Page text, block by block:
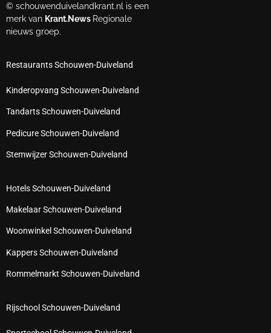
© schouwenduivelandkrant.nl is een
merk van Krant.News Regionale
nieuws groep.
Restaurants Schouwen-Duiveland
Kinderopvang Schouwen-Duiveland
Tandarts Schouwen-Duiveland
Pedicure Schouwen-Duiveland
Stemwijzer Schouwen-Duiveland
Hotels Schouwen-Duiveland
Makelaar Schouwen-Duiveland
Woonwinkel Schouwen-Duiveland
Kappers Schouwen-Duiveland
Rommelmarkt Schouwen-Duiveland
Rijschool Schouwen-Duiveland